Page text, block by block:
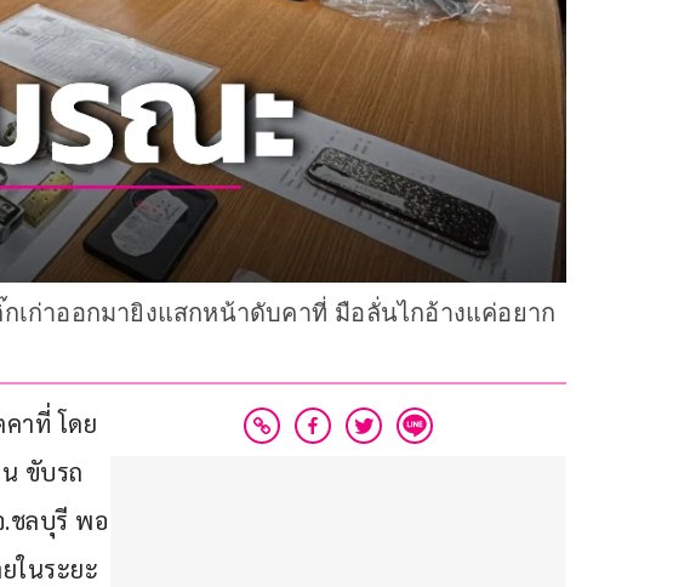
ก่าออกมายิงแสกหน้าดับคาที่ มือลั่นไกอ้างแค่อยาก
าที่ โดย
ขับรถ
.ชลบุรี พอ
ในระยะ